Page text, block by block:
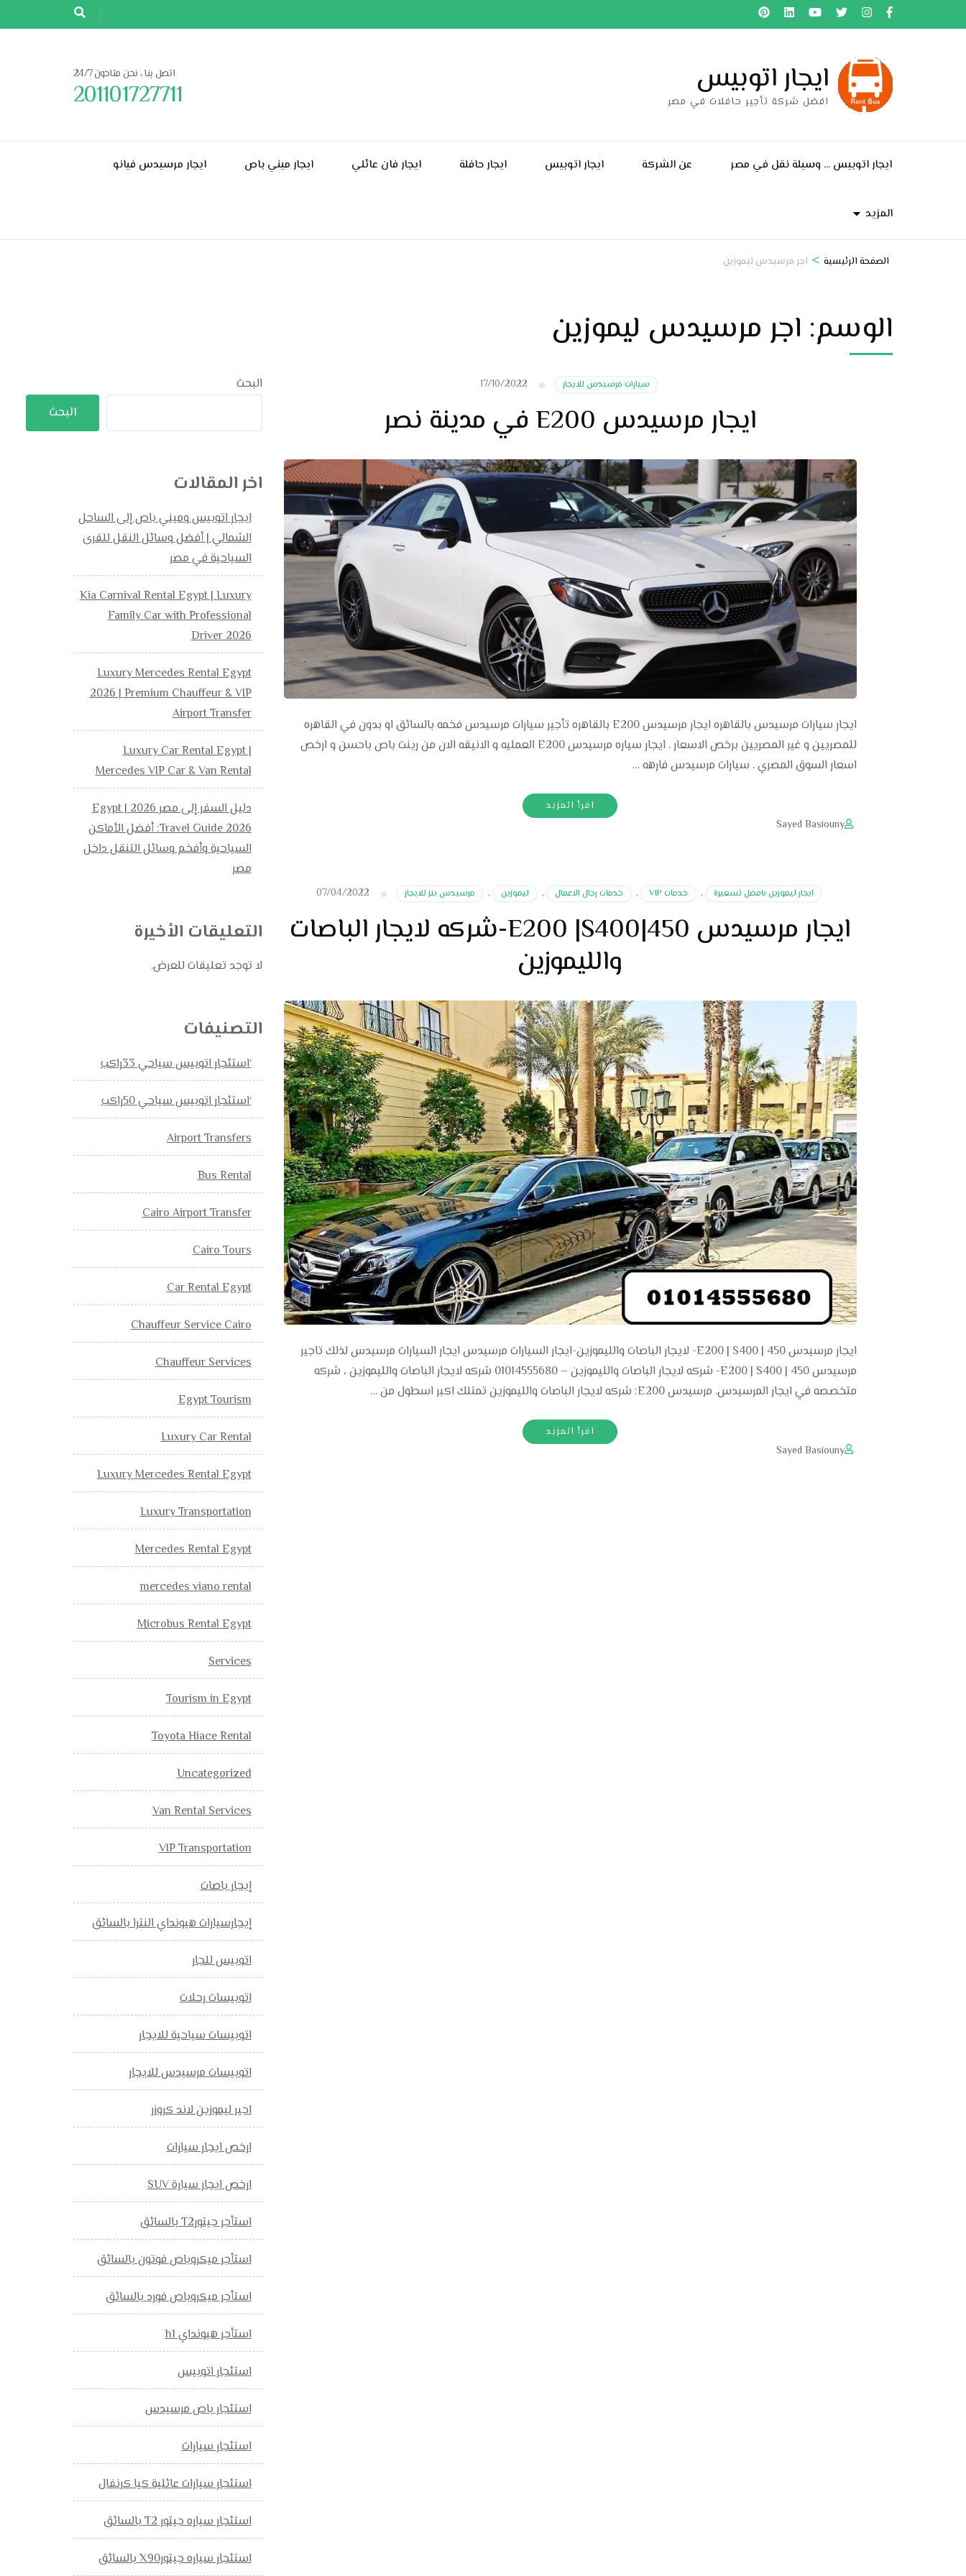
إلى
ايجار اتوبيس
افضل شركة تأجير حافلات في مصر
اتصل بنا ، نحن متاحون 24/7
201101727711
ايجار اتوبيس … وسيلة نقل في مصر عن الشركة ايجار اتوبيس ايجار حافلة ايجار فان عائلي ايجار ميني باص ايجار مرسيدس فيانو
المزيد
الصفحة الرئيسية > اجر مرسيدس ليموزين
الوسم: اجر مرسيدس ليموزين
سيارات مرسيدس للايجار 17/10/2022
ايجار مرسيدس E200 في مدينة نصر
ايجار سيارات مرسيدس بالقاهره ايجار مرسيدس E200 بالقاهره تأجير سيارات مرسيدس فخمه بالسائق او بدون في القاهره
للمصريين و غير المصريين برخص الاسعار . ايجار سياره مرسيدس E200 العمليه و الانيقه الان من رينت باص باحسن و ارخص
اسعار السوق المصري . سيارات مرسيدس فارهه …
اقرأ المزيد
Sayed Basiouny
ايجار ليموزين بافضل تسعيرة , خدمات VIP , خدمات رجال الاعمال , ليموزين , مرسيدس بنز للايجار 07/04/2022
ايجار مرسيدس E200 |S400|450-شركه لايجار الباصات
والليموزين
ايجار مرسيدس E200 | S400 | 450- لايجار الباصات والليموزين-ايجار السيارات مرسيدس ايجار السيارات مرسيدس لذلك تاجير
مرسيدس E200 | S400 | 450- شركه لايجار الباصات والليموزين – 01014555680 شركه لايجار الباصات والليموزين ، شركه
متخصصه في ايجار المرسيدس. مرسيدس E200: شركه لايجار الباصات والليموزين تمتلك اكبر اسطول من …
اقرأ المزيد
Sayed Basiouny
البحث
البحث
اخر المقالات
ايجار اتوبيس وميني باص إلى الساحل
الشمالي | أفضل وسائل النقل للقرى
السياحية في مصر
Kia Carnival Rental Egypt | Luxury
Family Car with Professional
Driver 2026
Luxury Mercedes Rental Egypt
2026 | Premium Chauffeur & VIP
Airport Transfer
Luxury Car Rental Egypt |
Mercedes VIP Car & Van Rental
دليل السفر إلى مصر 2026 | Egypt
Travel Guide 2026: أفضل الأماكن
السياحية وأفخم وسائل التنقل داخل
مصر
التعليقات الأخيرة
لا توجد تعليقات للعرض.
التصنيفات
‘استئجار اتوبيس سياحي 33راكب
‘استئجار اتوبيس سياحي 50راكب
Airport Transfers
Bus Rental
Cairo Airport Transfer
Cairo Tours
Car Rental Egypt
Chauffeur Service Cairo
Chauffeur Services
Egypt Tourism
Luxury Car Rental
Luxury Mercedes Rental Egypt
Luxury Transportation
Mercedes Rental Egypt
mercedes viano rental
Microbus Rental Egypt
Services
Tourism in Egypt
Toyota Hiace Rental
Uncategorized
Van Rental Services
VIP Transportation
إيجار باصات
إيجارسيارات هيونداي النترا بالسائق
اتوبيس للجار
اتوبيسات رحلات
اتوبيسات سياحية للايجار
اتوبيسات مرسيدس للايجار
اجير ليموزين لاند كروزر
ارخص ايجار سيارات
ارخص ايجار سيارة SUV
استأجر جيتورT2 بالسائق
استأجر ميكروباص فوتون بالسائق
استأجر ميكروباص فورد بالسائق
استأجر هيونداي h1
استئجار اتوبيس
استئجار باص مرسيدس
استئجار سيارات
استئجار سيارات عائلية كيا كرنفال
استئجار سياره جيتور T2 بالسائق
استئجار سياره جيتورX90 بالسائق